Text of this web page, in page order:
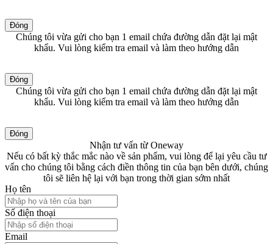
Đóng
Chúng tôi vừa gửi cho bạn 1 email chứa đường dẫn đặt lại mật
khẩu. Vui lòng kiểm tra email và làm theo hướng dẫn
Đóng
Chúng tôi vừa gửi cho bạn 1 email chứa đường dẫn đặt lại mật
khẩu. Vui lòng kiểm tra email và làm theo hướng dẫn
Đóng
Nhận tư vấn từ Oneway
Nếu có bất kỳ thắc mắc nào về sản phẩm, vui lòng để lại yêu cầu tư
vấn cho chúng tôi bằng cách điền thông tin của bạn bên dưới, chúng
tôi sẽ liên hệ lại với bạn trong thời gian sớm nhất
Họ tên
Số điện thoại
Email